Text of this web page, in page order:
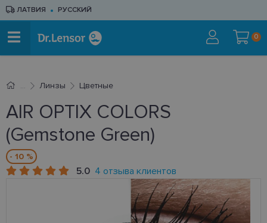
ЛАТВИЯ РУССКИЙ
0
Линзы Цветные
AIR OPTIX COLORS
(Gemstone Green)
- 10 %
5.0 4 отзыва клиентов